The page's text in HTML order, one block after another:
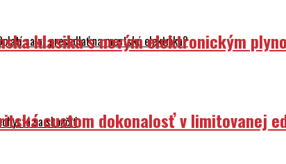
sa už presedlať na mestskú elektriku?
sa skončiť
klasika s novým elektronickým
custom dokonalosť v limitovanej